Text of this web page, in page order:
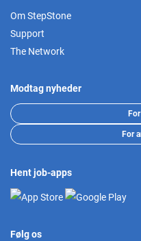
Om StepStone
Support
The Network
Modtag nyheder
For
Hent job-apps
Følg os